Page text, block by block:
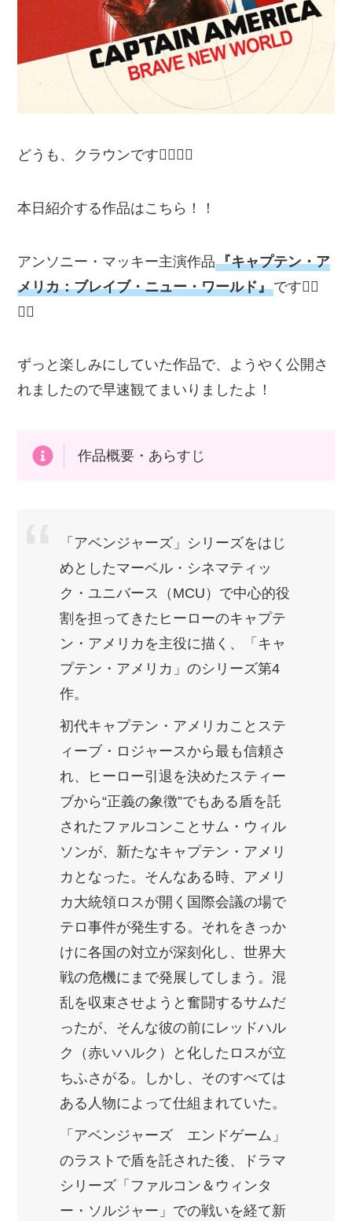
どうも、クラウンです🙋‍♂️🙋‍♂️
本日紹介する作品はこちら！！
アンソニー・マッキー主演作品『キャプテン・ア
メリカ：ブレイブ・ニュー・ワールド』です💁‍♂️
💁‍♂️
ずっと楽しみにしていた作品で、ようやく公開さ
れましたので早速観てまいりましたよ！
作品概要・あらすじ
「アベンジャーズ」シリーズをはじ
めとしたマーベル・シネマティッ
ク・ユニバース（MCU）で中心的役
割を担ってきたヒーローのキャプテ
ン・アメリカを主役に描く、「キャ
プテン・アメリカ」のシリーズ第4
作。
初代キャプテン・アメリカことステ
ィーブ・ロジャースから最も信頼さ
れ、ヒーロー引退を決めたスティー
ブから“正義の象徴”でもある盾を託
されたファルコンことサム・ウィル
ソンが、新たなキャプテン・アメリ
カとなった。そんなある時、アメリ
カ大統領ロスが開く国際会議の場で
テロ事件が発生する。それをきっか
けに各国の対立が深刻化し、世界大
戦の危機にまで発展してしまう。混
乱を収束させようと奮闘するサムだ
ったが、そんな彼の前にレッドハル
ク（赤いハルク）と化したロスが立
ちふさがる。しかし、そのすべては
ある人物によって仕組まれていた。
「アベンジャーズ エンドゲーム」
のラストで盾を託された後、ドラマ
シリーズ「ファルコン＆ウィンタ
ー・ソルジャー」での戦いを経て新